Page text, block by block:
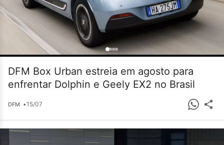
DFM Box Urban estreia em agosto para
enfrentar Dolphin e Geely EX2 no Brasil
DFM •15/07